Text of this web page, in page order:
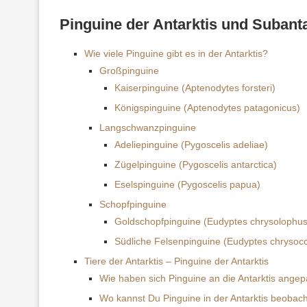
Pinguine der Antarktis und
Wie viele Pinguine gibt es in der Antarktis?
Großpinguine
Kaiserpinguine (Aptenodytes forsteri)
Königspinguine (Aptenodytes patagonicus)
Langschwanzpinguine
Adeliepinguine (Pygoscelis adeliae)
Zügelpinguine (Pygoscelis antarctica)
Eselspinguine (Pygoscelis papua)
Schopfpinguine
Goldschopfpinguine (Eudyptes
Südliche Felsenpinguine (Eudyptes
Tiere der Antarktis – Pinguine der Antarktis
Wie haben sich Pinguine an die Antarktis
Wo kannst Du Pinguine in der Antarktis